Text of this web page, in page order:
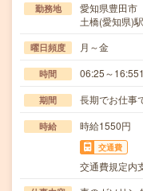
勤務地
愛知県豊田市
土橋(愛知県)
曜日頻度 月～金
時間 06:25～
期間 長期でお仕事
時給 時給1550円
交通費
交通費規定内